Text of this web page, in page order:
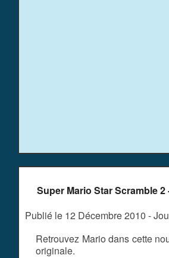
Super Mario Star Scramble 2
Publié le 12 Décembre 2010 -
Retrouvez Mario dans cette
originale.